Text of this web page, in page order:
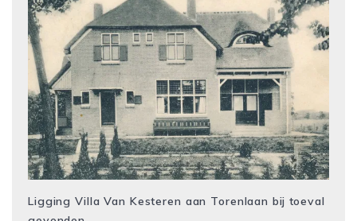
Ligging Villa Van Kesteren aan Torenlaan bij toeval